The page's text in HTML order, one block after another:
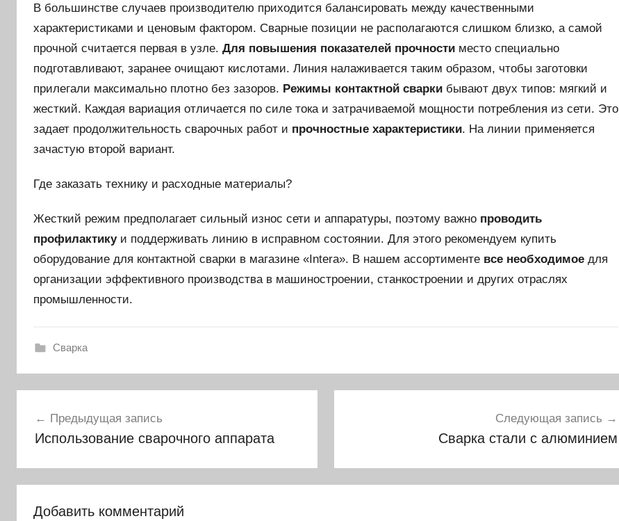
В большинстве случаев производителю приходится балансировать между качественными
характеристиками и ценовым фактором. Сварные позиции не располагаются слишком близко, а самой
прочной считается первая в узле. Для повышения показателей прочности место специально
подготавливают, заранее очищают кислотами. Линия налаживается таким образом, чтобы заготовки
прилегали максимально плотно без зазоров. Режимы контактной сварки бывают двух типов: мягкий и
жесткий. Каждая вариация отличается по силе тока и затрачиваемой мощности потребления из сети. Это
задает продолжительность сварочных работ и прочностные характеристики. На линии применяется
зачастую второй вариант.
Где заказать технику и расходные материалы?
Жесткий режим предполагает сильный износ сети и аппаратуры, поэтому важно проводить
профилактикуи поддерживать линию в исправном состоянии. Для этого рекомендуем купить
оборудование для контактной сварки в магазине «Intera». В нашем ассортименте все необходимое для
организации эффективного производства в машиностроении, станкостроении и других отраслях
промышленности.
Сварка
по
Предыдущая запись
Использование сварочного аппарата
Следующая запись
Сварка стали с алюминием
Добавить комментарий